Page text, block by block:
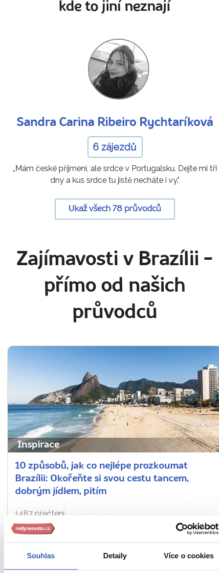
Souhlas Detaily Více o cookies
kde to jiní neznají
Sandra Carina Ribeiro Rychtaríková
6 zájezdů
„Mám české příjmení, ale srdce v Portugalsku. Dejte mi tři
dny a kus srdce tu jistě necháte i vy."
Ukaž všech 78 průvodců
Zajímavosti v Brazílii -
přímo od našich
průvodců
Inspirace
10 způsobů, jak co nejlépe prozkoumat
Brazílii: Okořeňte si svou cestu tancem,
dobrým jídlem, pitím
1487 přečtení